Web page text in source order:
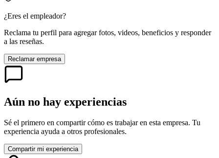
¿Eres el empleador?
Reclama tu perfil para agregar fotos, videos, beneficios y responder
a las reseñas.
Reclamar empresa
Aún no hay experiencias
Sé el primero en compartir cómo es trabajar en esta empresa. Tu
experiencia ayuda a otros profesionales.
Compartir mi experiencia